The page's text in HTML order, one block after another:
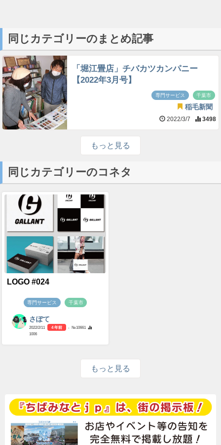
同じカテゴリーのまとめ記事
「堀江畳店」チバカツカンパニー
【2022年3月号】
専門サービス 千葉市
稲毛新聞
2022/3/7 3498
もっと見る
同じカテゴリーのコネタ
LOGO #024
専門サービス 千葉市
さぽて
2022/2/11 4 年前
- №10661
1006
もっと見る